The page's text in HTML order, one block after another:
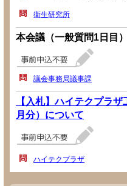
衛生研究所
本会議（一般質問1日目
議会事務局議事課
【入札】ハイテクプラ
月分）について
ハイテクプラザ